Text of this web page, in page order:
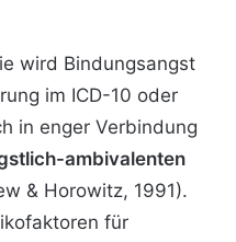
wird Bindungsangst
im ICD-10 oder
in enger Verbindung
ambivalenten
& Horowitz, 1991).
für